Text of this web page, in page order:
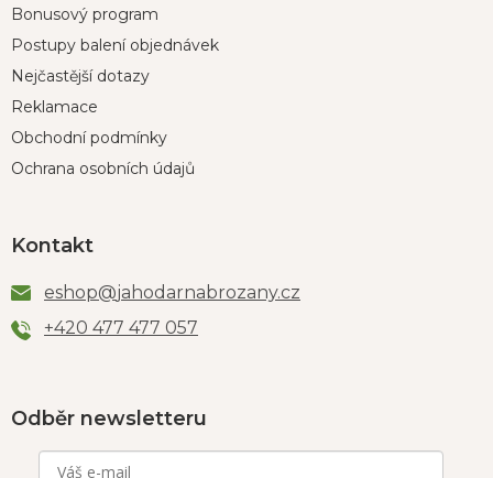
Bonusový program
Postupy balení objednávek
Nejčastější dotazy
Reklamace
Obchodní podmínky
Ochrana osobních údajů
Kontakt
eshop@jahodarnabrozany.cz
+420 477 477 057
Odběr newsletteru